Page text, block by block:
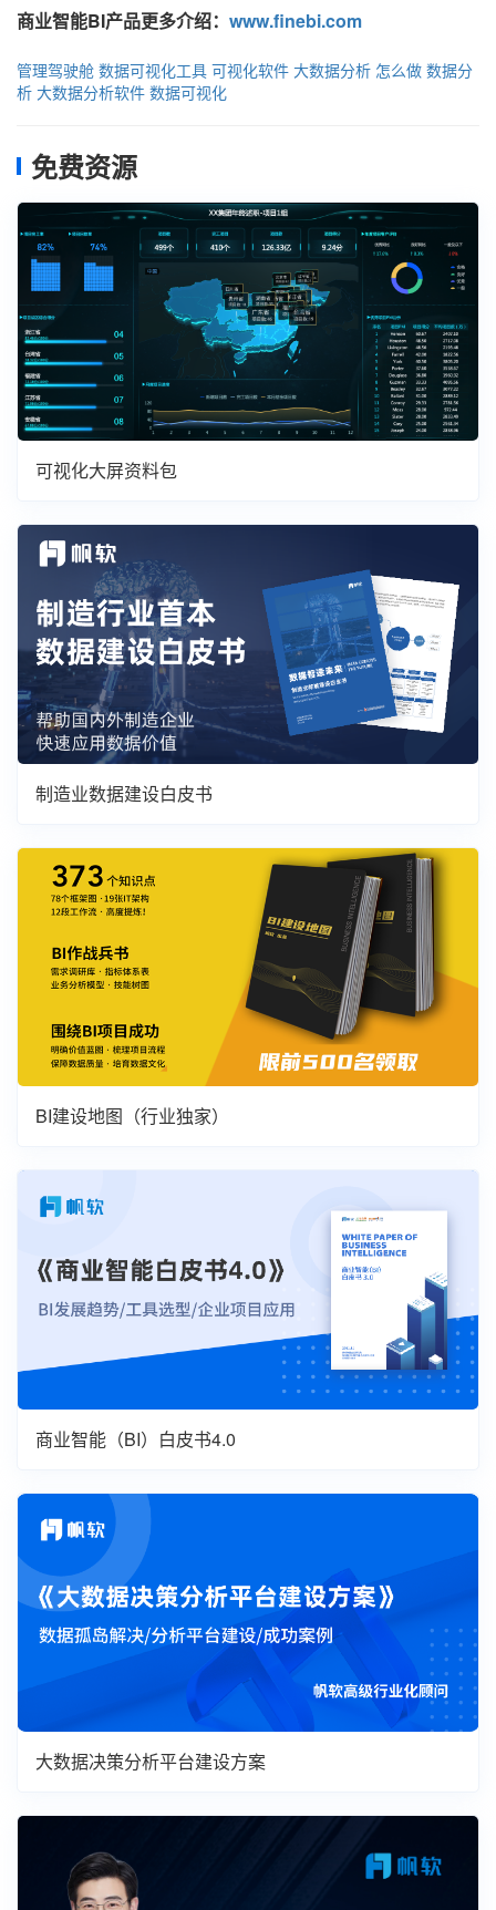
商业智能BI产品更多介绍： www.finebi.com
管理驾驶舱 数据可视化工具 可视化软件 大数据分析 怎么做 数据分
析 大数据分析软件 数据可视化
免费资源
可视化大屏资料包
制造业数据建设白皮书
BI建设地图（行业独家）
商业智能（BI）白皮书4.0
大数据决策分析平台建设方案